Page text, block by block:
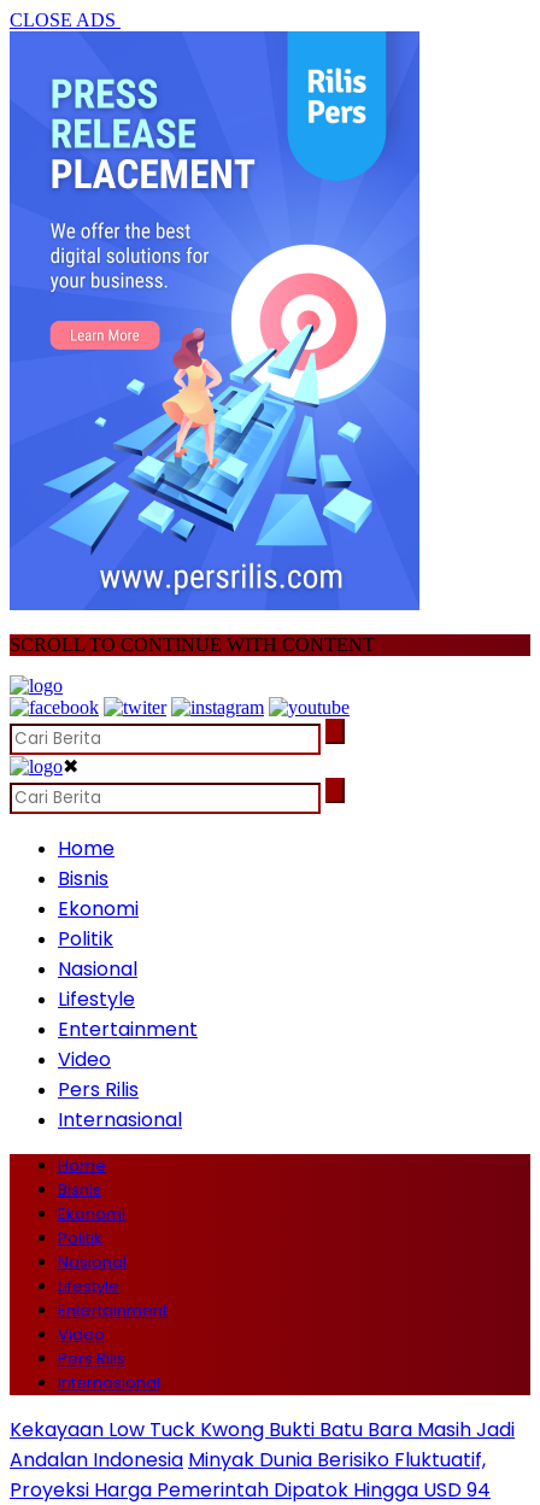
CLOSE ADS
SCROLL TO CONTINUE WITH CONTENT
✖
Home
Bisnis
Ekonomi
Politik
Nasional
Lifestyle
Entertainment
Video
Pers Rilis
Internasional
Home
Bisnis
Ekonomi
Politik
Nasional
Lifestyle
Entertainment
Video
Pers Rilis
Internasional
Kekayaan Low Tuck Kwong Bukti Batu Bara Masih Jadi
Andalan Indonesia Minyak Dunia Berisiko Fluktuatif,
Proyeksi Harga Pemerintah Dipatok Hingga USD 94